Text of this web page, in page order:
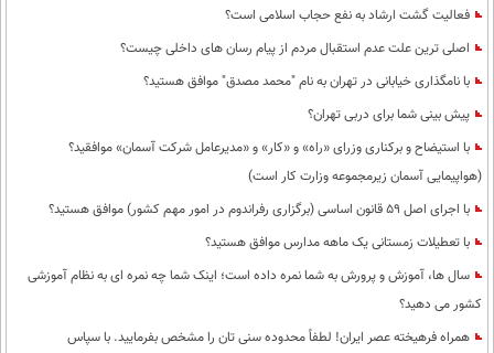
فعالیت گشت ارشاد به نفع حجاب اسلامی است؟
اصلی ترین علت عدم استقبال مردم از پیام رسان های داخلی چیست؟
با نامگذاری خیابانی در تهران به نام "محمد مصدق" موافق هستید؟
پیش بینی شما برای دربی تهران؟
با استیضاح و برکناری وزرای «راه» و «کار» و «مدیرعامل شرکت آسمان» موافقید؟
(هواپیمایی آسمان زیرمجموعه وزارت کار است)
با اجرای اصل 59 قانون اساسی (برگزاری رفراندوم در امور مهم کشور) موافق هستید؟
با تعطیلات زمستانی یک ماهه مدارس موافق هستید؟
سال ها، آموزش و پرورش به شما نمره داده است؛ اینک شما چه نمره ای به نظام آموزشی
کشور می دهید؟
همراه فرهیخته عصر ایران! لطفاً محدوده سنی تان را مشخص بفرمایید. با سپاس